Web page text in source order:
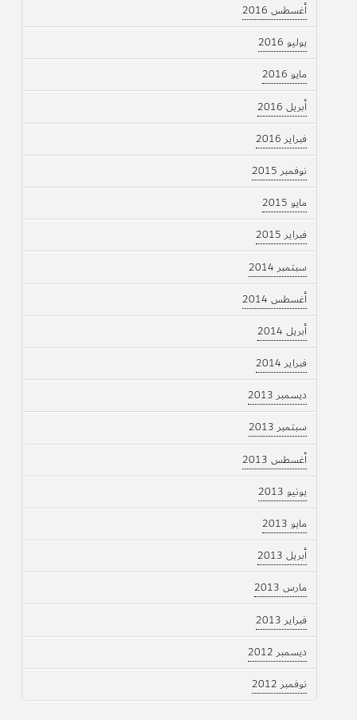
أغسطس 2016
يوليو 2016
مايو 2016
أبريل 2016
فبراير 2016
نوفمبر 2015
مايو 2015
فبراير 2015
سبتمبر 2014
أغسطس 2014
أبريل 2014
فبراير 2014
ديسمبر 2013
سبتمبر 2013
أغسطس 2013
يونيو 2013
مايو 2013
أبريل 2013
مارس 2013
فبراير 2013
ديسمبر 2012
نوفمبر 2012